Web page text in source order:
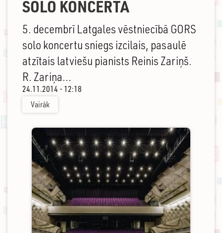
SOLO KONCERTĀ
5. decembrī Latgales vēstniecībā GORS
solo koncertu sniegs izcilais, pasaulē
atzītais latviešu pianists Reinis Zariņš.
R. Zariņa...
24.11.2014 - 12:18
Vairāk